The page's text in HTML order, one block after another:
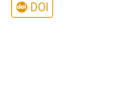
DOI